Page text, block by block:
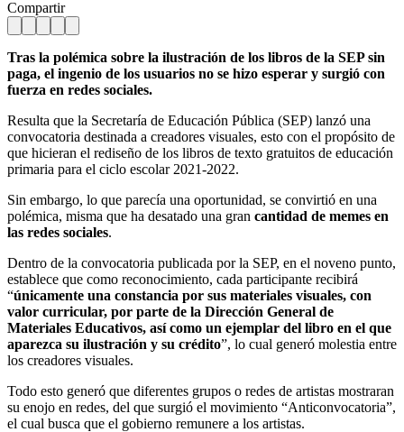
Compartir
Tras la polémica sobre la ilustración de los libros de la SEP sin
paga, el ingenio de los usuarios no se hizo esperar y surgió con
fuerza en redes sociales.
Resulta que la Secretaría de Educación Pública (SEP) lanzó una
convocatoria destinada a creadores visuales, esto con el propósito de
que hicieran el rediseño de los libros de texto gratuitos de educación
primaria para el ciclo escolar 2021-2022.
Sin embargo, lo que parecía una oportunidad, se convirtió en una
polémica, misma que ha desatado una gran cantidad de memes en
las redes sociales.
Dentro de la convocatoria publicada por la SEP, en el noveno punto,
establece que como reconocimiento, cada participante recibirá
“únicamente una constancia por sus materiales visuales, con
valor curricular, por parte de la Dirección General de
Materiales Educativos, así como un ejemplar del libro en el que
aparezca su ilustración y su crédito”, lo cual generó molestia entre
los creadores visuales.
Todo esto generó que diferentes grupos o redes de artistas mostraran
su enojo en redes, del que surgió el movimiento “Anticonvocatoria”,
el cual busca que el gobierno remunere a los artistas.